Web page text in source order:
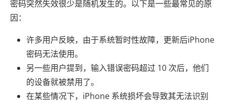
密码突然失效很少是随机发生的。以下是一些最常见的原
因：
许多用户反映，由于系统暂时性故障，更新后iPhone
密码无法使用。
另一些用户提到，输入错误密码超过 10 次后，他们
的设备就被禁用了。
在某些情况下，iPhone 系统损坏会导致其无法识别